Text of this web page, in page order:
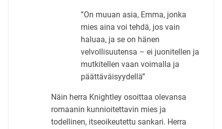
”On muuan asia, Emma, jonka
mies aina voi tehdä, jos vain
haluaa, ja se on hänen
velvollisuutensa – ei juonitellen ja
mutkitellen vaan voimalla ja
päättäväisyydellä”
Näin herra Knightley osoittaa olevansa
romaanin kunnioitettavin mies ja
todellinen, itseoikeutettu sankari. Herra